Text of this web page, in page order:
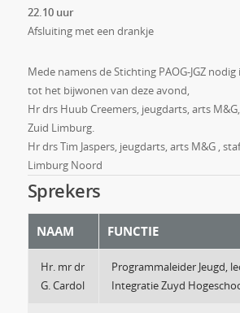
22.10 uur
Afsluiting met een drankje
Mede namens de Stichting PAOG-JGZ
tot het bijwonen van deze avond,
Hr drs Huub Creemers, jeugdarts, arts
Zuid Limburg.
Hr drs Tim Jaspers, jeugdarts, arts M&G ,
Limburg Noord
Sprekers
NAAM FUNCTIE
Hr. mr dr
G. Cardol
Programmaleider Jeugd,
Integratie Zuyd